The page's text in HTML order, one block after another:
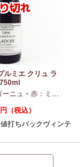
ルミエ クリュ ラ
ニュ ・ 赤：ミディアムボディ
円（税込）
打ちバックヴィンテ